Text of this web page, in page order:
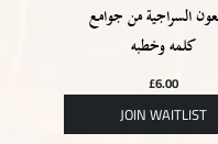
السراجية من جوامع
كلمه وخطبه
£6.00